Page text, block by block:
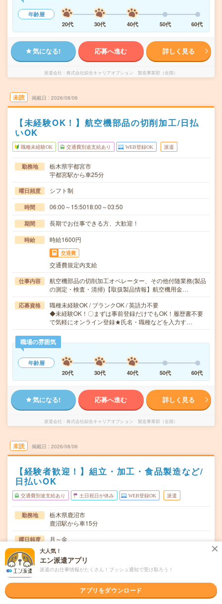
年齢層
20代
30代 40代 50代 60代
気になる! 応募へ進む 詳しく見る
派遣会社 株式会社綜合キャリアオプション 製造事業部（全国）
未読 掲載日 2026/08/06
【未経験OK！】航空機部品の切削加工/日払
いOK
職種未経験OK 交通費別途支給あり WEB登録OK 派遣
勤務地
栃木県宇都宮市
宇都宮駅から車25分
曜日頻度 シフト制
時間 06:00～15:5018:00～03:50
期間 長期でお仕事できる方、大歓迎！
時給 時給1600円
交通費
交通費規定内支給
仕事内容
航空機部品の切削加工オペレーター、その他付随業務(製品
の測定・検査・清掃)【取扱製品情報】航空機用金…
応募資格
職種未経験OK / ブランクOK / 英語力不要
◆未経験OK！〇まずは事前登録だけでもOK！履歴書不要
で気軽にオンライン登録★氏名・職種などを入力す…
職場の雰囲気
年齢層
20代
30代 40代 50代 60代
気になる! 応募へ進む 詳しく見る
派遣会社 株式会社綜合キャリアオプション 製造事業部（全国）
未読 掲載日 2026/08/06
【経験者歓迎！】組立・加工・食品製造など/
日払いOK
交通費別途支給あり 土日祝日が休み WEB登録OK 派遣
勤務地
栃木県鹿沼市
鹿沼駅から車15分
曜日頻度 月～金
時間 08:15～17:10
期間 長期でお仕事できる方、大歓迎！
時給1650円
大人気！
エン派遣アプリ
派遣のお仕事情報がたくさん！プッシュ通知で受け取ろう！
アプリをダウンロード